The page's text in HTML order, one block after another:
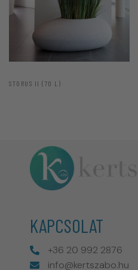
STORUS II (70 L)
KAPCSOLAT
+36 20 992 2876
info@kertszabo.hu